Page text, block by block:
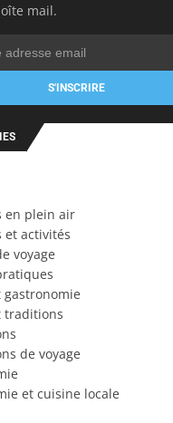
mail.
S'INSCRIRE
en plein air
et activités
voyage
gastronomie
traditions
de voyage
et cuisine locale